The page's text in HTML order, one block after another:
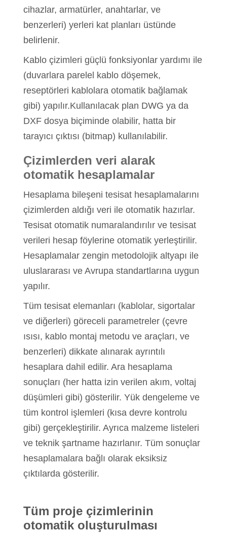
cihazlar, armatürler, anahtarlar, ve
benzerleri) yerleri kat planları üstünde
belirlenir.
Kablo çizimleri güçlü fonksiyonlar yardımı ile
(duvarlara parelel kablo döşemek,
reseptörleri kablolara otomatik bağlamak
gibi) yapılır.Kullanılacak plan DWG ya da
DXF dosya biçiminde olabilir, hatta bir
tarayıcı çıktısı (bitmap) kullanılabilir.
Çizimlerden veri alarak
otomatik hesaplamalar
Hesaplama bileşeni tesisat hesaplamalarını
çizimlerden aldığı veri ile otomatik hazırlar.
Tesisat otomatik numaralandırılır ve tesisat
verileri hesap föylerine otomatik yerleştirilir.
Hesaplamalar zengin metodolojik altyapı ile
uluslararası ve Avrupa standartlarına uygun
yapılır.
Tüm tesisat elemanları (kablolar, sigortalar
ve diğerleri) göreceli parametreler (çevre
ısısı, kablo montaj metodu ve araçları, ve
benzerleri) dikkate alınarak ayrıntılı
hesaplara dahil edilir. Ara hesaplama
sonuçları (her hatta izin verilen akım, voltaj
düşümleri gibi) gösterilir. Yük dengeleme ve
tüm kontrol işlemleri (kısa devre kontrolu
gibi) gerçekleştirilir. Ayrıca malzeme listeleri
ve teknik şartname hazırlanır. Tüm sonuçlar
hesaplamalara bağlı olarak eksiksiz
çıktılarda gösterilir.
Tüm proje çizimlerinin
otomatik oluşturulması